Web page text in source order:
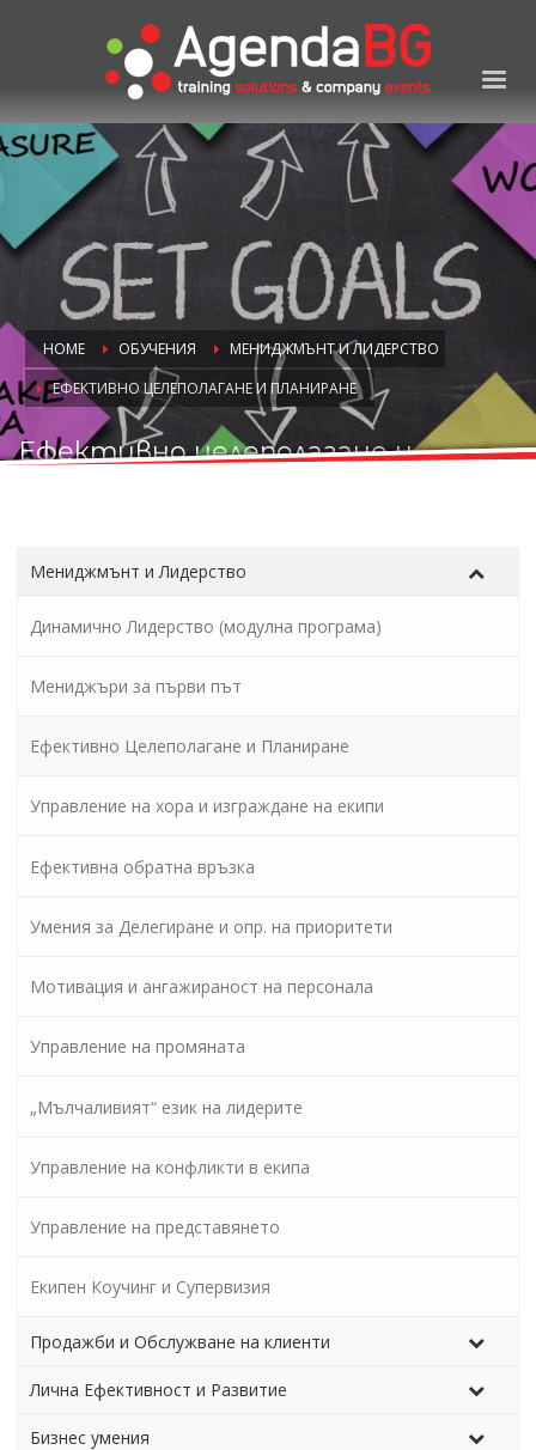
HOME ОБУЧЕНИЯ
МЕНИДЖМЪНТ И ЛИДЕРСТВО
ЕФЕКТИВНО ЦЕЛЕПОЛАГАНЕ И ПЛАНИРАНЕ
Ефективно целеполагане и
Мениджмънт и Лидерство
Динамично Лидерство (модулна програма)
Мениджъри за първи път
Ефективно Целеполагане и Планиране
Управление на хора и изграждане на екипи
Ефективна обратна връзка
Умения за Делегиране и опр. на приоритети
Мотивация и ангажираност на персонала
Управление на промяната
„Мълчаливият“ език на лидерите
Управление на конфликти в екипа
Управление на представянето
Екипен Коучинг и Супервизия
Продажби и Обслужване на клиенти
Лична Ефективност и Развитие
Бизнес умения